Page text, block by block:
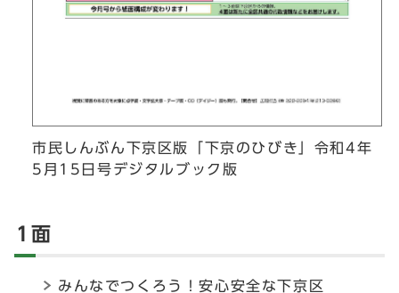
市民しんぶん下京区版「下京のひびき」令和4年
5月15日号デジタルブック版
1面
みんなでつくろう！安心安全な下京区